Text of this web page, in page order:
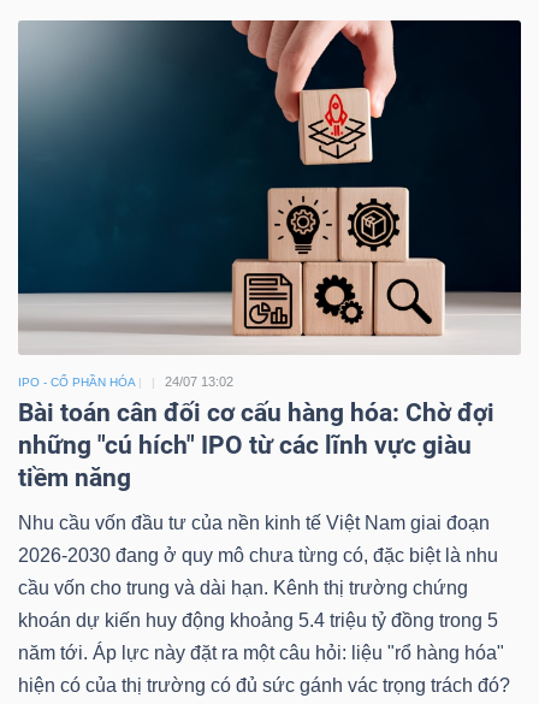
IPO - CỔ PHẦN HÓA 24/07 13:02
Bài toán cân đối cơ cấu hàng hóa: Chờ đợi
những "cú hích" IPO từ các lĩnh vực giàu
tiềm năng
Nhu cầu vốn đầu tư của nền kinh tế Việt Nam giai đoạn
2026-2030 đang ở quy mô chưa từng có, đặc biệt là nhu
cầu vốn cho trung và dài hạn. Kênh thị trường chứng
khoán dự kiến huy động khoảng 5.4 triệu tỷ đồng trong 5
năm tới. Áp lực này đặt ra một câu hỏi: liệu "rổ hàng hóa"
hiện có của thị trường có đủ sức gánh vác trọng trách đó?